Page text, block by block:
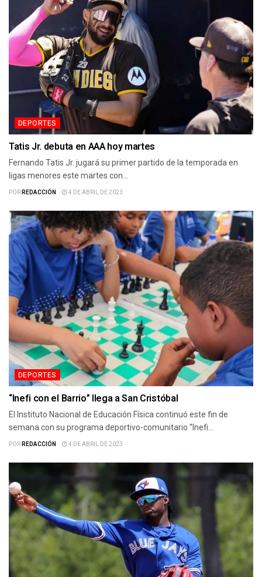
DEPORTES
Tatis Jr. debuta en AAA hoy martes
Fernando Tatis Jr. jugará su primer partido de la temporada en
ligas menores este martes con...
PORREDACCIÓN 4 DE ABRIL DE 2023
DEPORTES
“Inefi con el Barrio” llega a San Cristóbal
El Instituto Nacional de Educación Física continuó este fin de
semana con su programa deportivo-comunitario “Inefi...
PORREDACCIÓN 4 DE ABRIL DE 2023